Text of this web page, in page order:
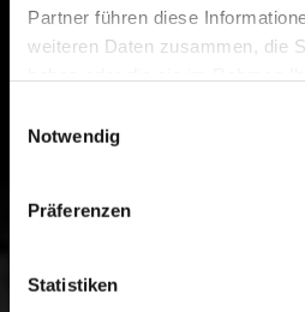
Partner führen diese
weiteren Daten zusammen, die
Notwendig
Präferenzen
Statistiken